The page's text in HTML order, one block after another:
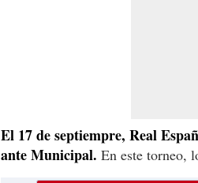
El 17 de septiempre, Real
ante Municipal. En este torneo,